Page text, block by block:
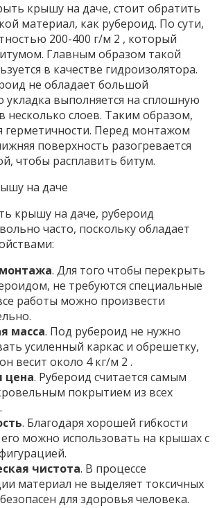
крышу на даче, стоит обратить
материал, как рубероид. По сути,
200-400 г/м 2 , который
Главным образом такой
в качестве гидроизолятора.
не обладает большой
укладка выполняется на сплошную
несколько слоев. Таким образом,
герметичности. Перед монтажом
поверхность разогревается
чтобы расплавить битум.
крышу на даче, рубероид
часто, поскольку обладает
. Для того чтобы перекрыть
не требуются специальные
работы можно произвести
масса. Под рубероид не нужно
усиленный каркас и обрешетку,
весит около 4 кг/м 2 .
цена. Рубероид считается самым
покрытием из всех
. Благодаря хорошей гибкости
можно использовать на крышах с
чистота. В процессе
материал не выделяет токсичных
для здоровья человека.